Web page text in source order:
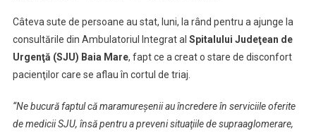
De
Persoane
Au
SJU
Baia
Câteva sute de persoane au stat, luni, la rând pentru a ajunge la
consultările din Ambulatoriul Integrat al Spitalului Judeţean de
Urgenţă (SJU) Baia Mare, fapt ce a creat o stare de disconfort
pacienţilor care se aflau în cortul de triaj.
“Ne bucură faptul că maramureşenii au încredere în serviciile oferite
de medicii SJU, însă pentru a preveni situaţiile de supraaglomerare,